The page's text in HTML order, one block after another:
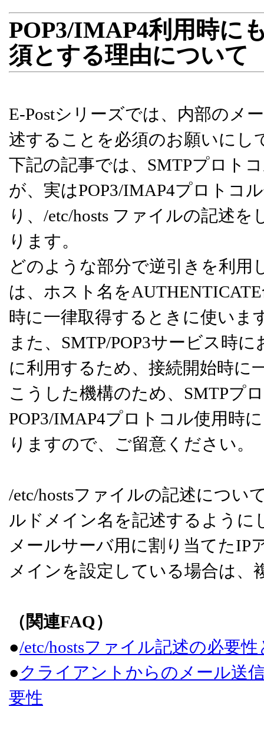
POP3/IMAP4利用時に
須とする理由について
E-Postシリーズでは、内部のメ
述することを必須のお願いにし
下記の記事では、SMTPプロト
が、実はPOP3/IMAP4プロトコ
り、/etc/hosts ファイルの記述
ります。
どのような部分で逆引きを利
は、ホスト名を
時に一律取得するときに使いま
また、SMTP/POP3サービス時
に利用するため、接続開始時に
こうした機構のため、SMTPプ
POP3/IMAP4プロトコル使用時
りますので、ご留意ください。
/etc/hostsファイルの記述につい
ルドメイン名を記述するよう
メールサーバ用に割り当てたIP
メインを設定している場合は
（関連FAQ）
●/etc/hostsファイル記述の必要
●クライアントからのメール送
要性